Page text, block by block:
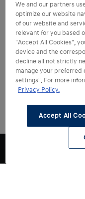
We and our partners
optimize our website
of our website and
relevant for you based
"Accept All Cookies",
device and the
decline all not strictly
manage your preferred
settings". For more
Privacy Policy.
Accept All